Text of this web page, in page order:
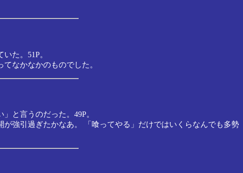
た。51P。
なかなかのものでした。
と言うのだった。49P。
強引過ぎたかなあ。 「喰ってやる」だけではいくらなんでも多勢